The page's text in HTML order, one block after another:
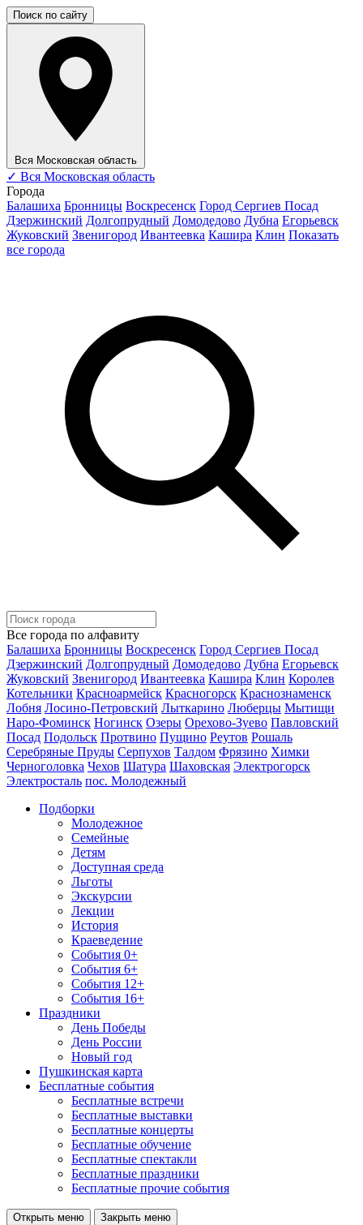
Поиск по сайту
Вся Московская область
✓ Вся Московская область
Города
Балашиха Бронницы Воскресенск Город Сергиев Посад
Дзержинский Долгопрудный Домодедово Дубна Егорьевск
Жуковский Звенигород Ивантеевка Кашира Клин Показать
все города
Все города по алфавиту
Балашиха Бронницы Воскресенск Город Сергиев Посад
Дзержинский Долгопрудный Домодедово Дубна Егорьевск
Жуковский Звенигород Ивантеевка Кашира Клин Королев
Котельники Красноармейск Красногорск Краснознаменск
Лобня Лосино-Петровский Лыткарино Люберцы Мытищи
Наро-Фоминск Ногинск Озеры Орехово-Зуево Павловский
Посад Подольск Протвино Пущино Реутов Рошаль
Серебряные Пруды Серпухов Талдом Фрязино Химки
Черноголовка Чехов Шатура Шаховская Электрогорск
Электросталь пос. Молодежный
Подборки
Молодежное
Семейные
Детям
Доступная среда
Льготы
Экскурсии
Лекции
История
Краеведение
События 0+
События 6+
События 12+
События 16+
Праздники
День Победы
День России
Новый год
Пушкинская карта
Бесплатные события
Бесплатные встречи
Бесплатные выставки
Бесплатные концерты
Бесплатные обучение
Бесплатные спектакли
Бесплатные праздники
Бесплатные прочие события
Открыть меню Закрыть меню